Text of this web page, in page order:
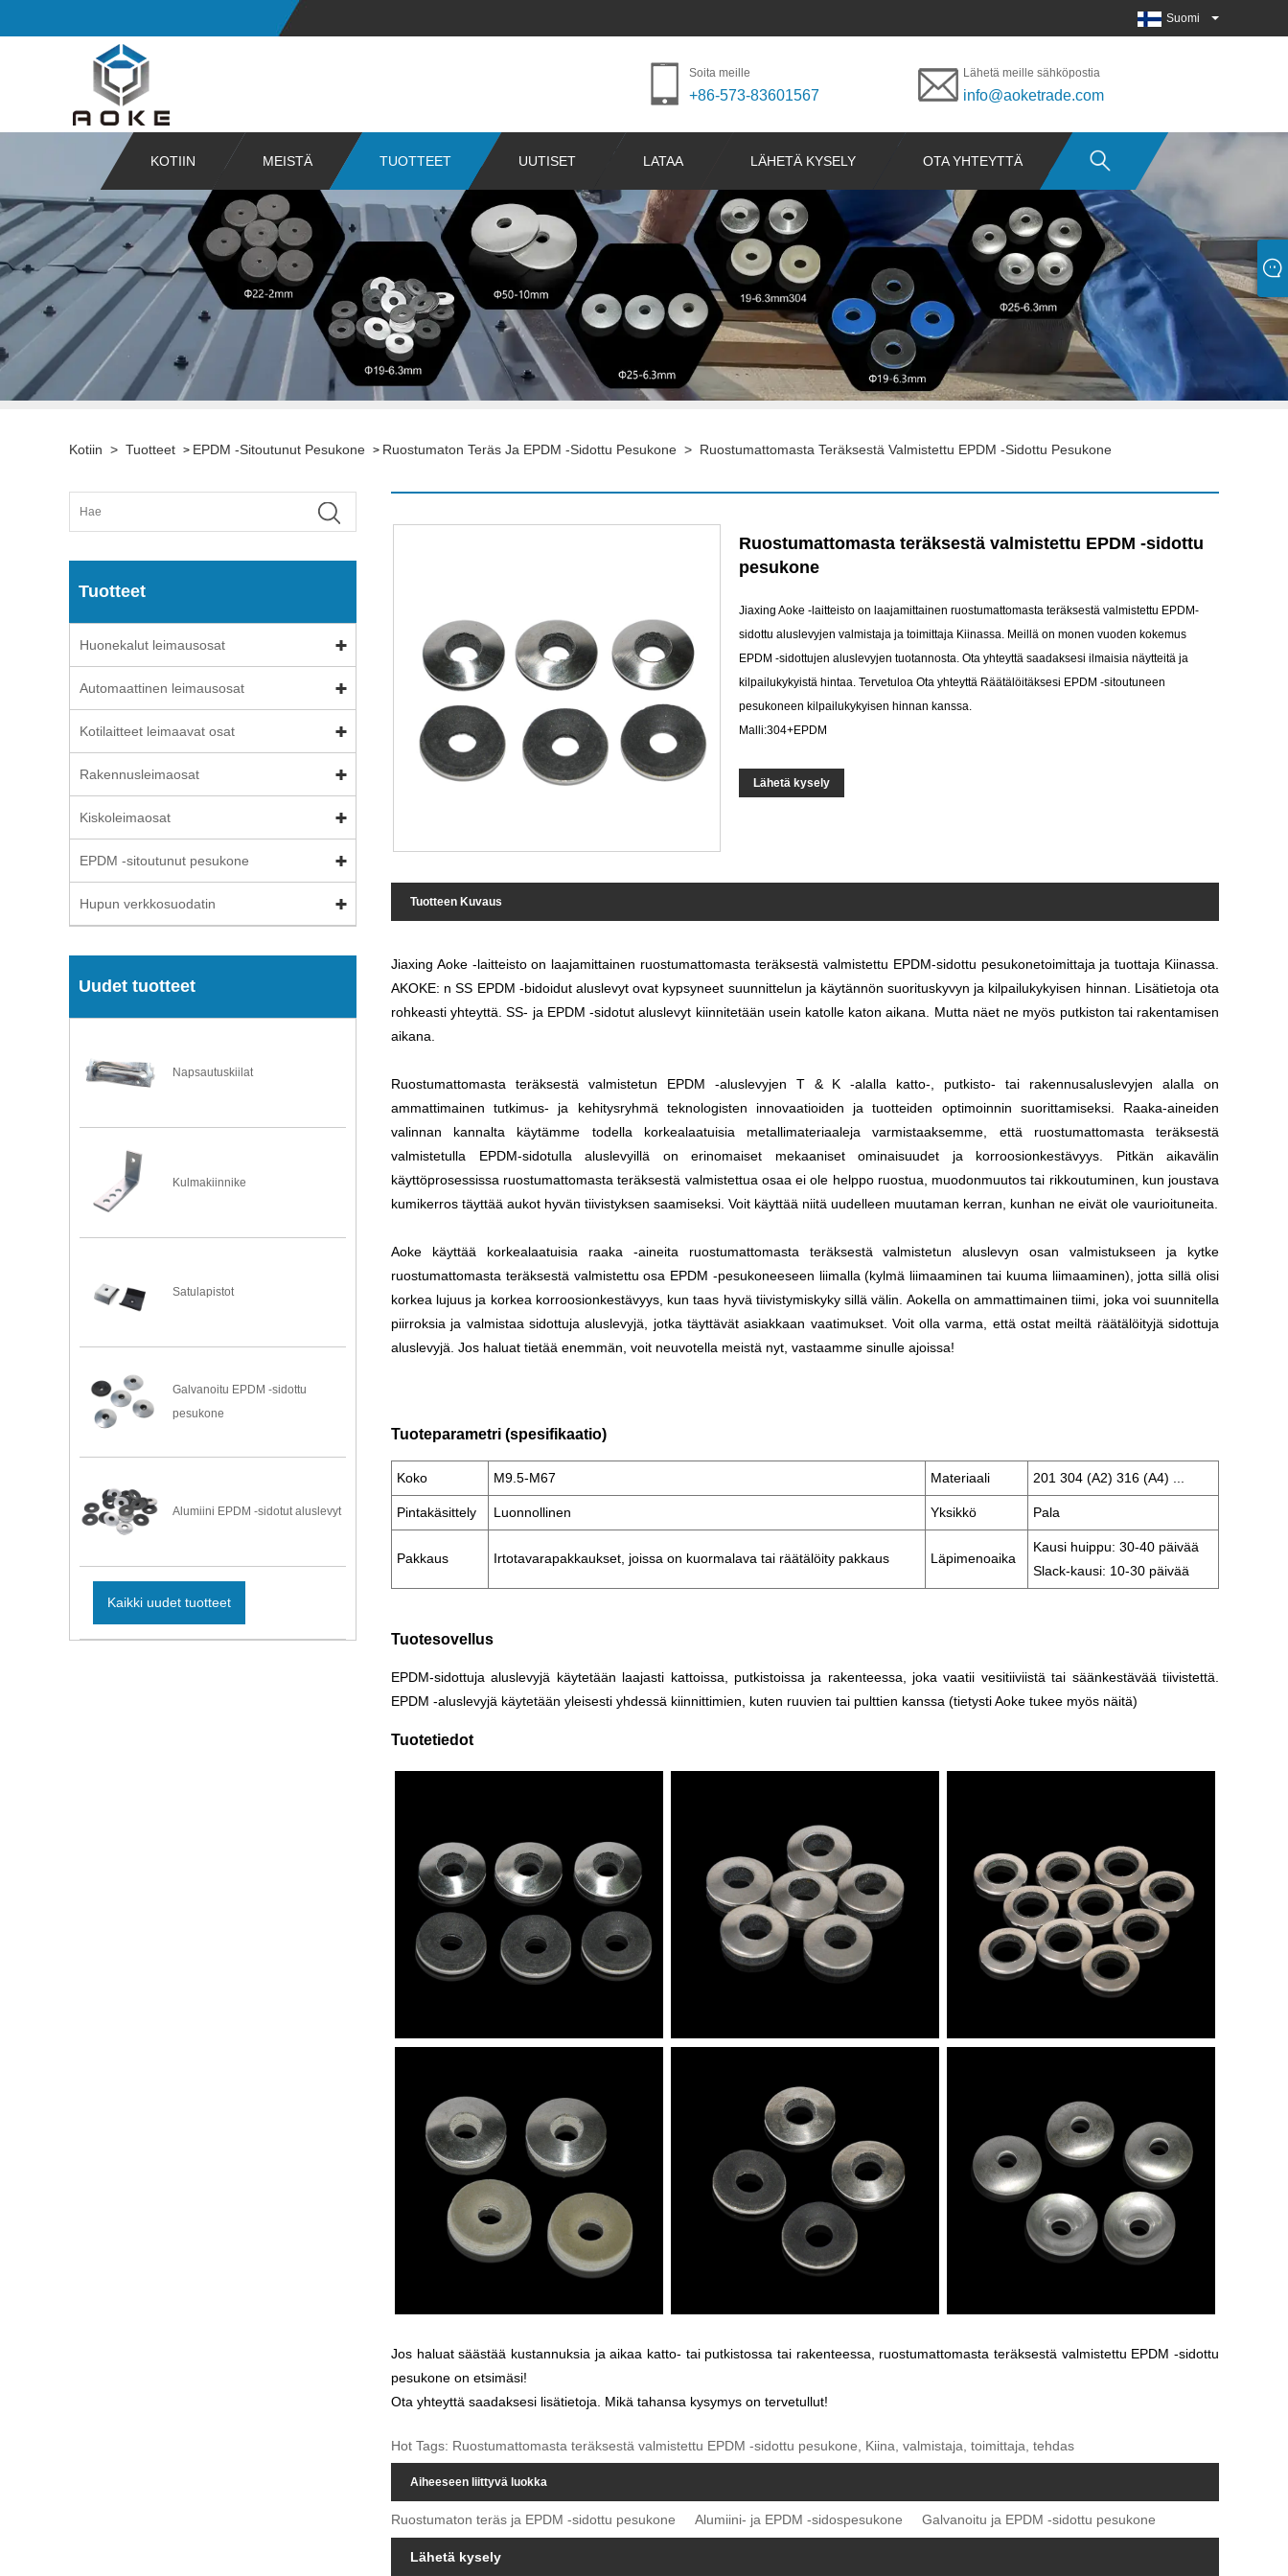
Suomi
Soita meille
+86-573-83601567
Lähetä meille sähköpostia
info@aoketrade.com
KOTIIN MEISTÄ TUOTTEET UUTISET LATAA LÄHETÄ KYSELY OTA YHTEYTTÄ
Kotiin > Tuotteet > EPDM -sitoutunut Pesukone > Ruostumaton Teräs Ja EPDM -sidottu Pesukone > Ruostumattomasta Teräksestä Valmistettu EPDM -sidottu Pesukone
Tuotteet
Huonekalut leimausosat
Automaattinen leimausosat
Kotilaitteet leimaavat osat
Rakennusleimaosat
Kiskoleimaosat
EPDM -sitoutunut pesukone
Hupun verkkosuodatin
Uudet tuotteet
Napsautuskiilat
Kulmakiinnike
Satulapistot
Galvanoitu EPDM -sidottu
pesukone
Alumiini EPDM -sidotut aluslevyt
Kaikki uudet tuotteet
Ruostumattomasta teräksestä valmistettu EPDM -sidottu
pesukone
Jiaxing Aoke -laitteisto on laajamittainen ruostumattomasta teräksestä valmistettu EPDM-
sidottu aluslevyjen valmistaja ja toimittaja Kiinassa. Meillä on monen vuoden kokemus
EPDM -sidottujen aluslevyjen tuotannosta. Ota yhteyttä saadaksesi ilmaisia ​​näytteitä ja
kilpailukykyistä hintaa. Tervetuloa Ota yhteyttä Räätälöitäksesi EPDM -sitoutuneen
pesukoneen kilpailukykyisen hinnan kanssa.
Malli:304+EPDM
Lähetä kysely
Tuotteen Kuvaus
Jiaxing Aoke -laitteisto on laajamittainen ruostumattomasta teräksestä valmistettu EPDM-sidottu pesukonetoimittaja ja tuottaja Kiinassa.
AKOKE: n SS EPDM -bidoidut aluslevyt ovat kypsyneet suunnittelun ja käytännön suorituskyvyn ja kilpailukykyisen hinnan. Lisätietoja ota
rohkeasti yhteyttä. SS- ja EPDM -sidotut aluslevyt kiinnitetään usein katolle katon aikana. Mutta näet ne myös putkiston tai rakentamisen
aikana.
Ruostumattomasta teräksestä valmistetun EPDM -aluslevyjen T & K -alalla katto-, putkisto- tai rakennusaluslevyjen alalla on
ammattimainen tutkimus- ja kehitysryhmä teknologisten innovaatioiden ja tuotteiden optimoinnin suorittamiseksi. Raaka-aineiden
valinnan kannalta käytämme todella korkealaatuisia metallimateriaaleja varmistaaksemme, että ruostumattomasta teräksestä
valmistetulla EPDM-sidotulla aluslevyillä on erinomaiset mekaaniset ominaisuudet ja korroosionkestävyys. Pitkän aikavälin
käyttöprosessissa ruostumattomasta teräksestä valmistettua osaa ei ole helppo ruostua, muodonmuutos tai rikkoutuminen, kun joustava
kumikerros täyttää aukot hyvän tiivistyksen saamiseksi. Voit käyttää niitä uudelleen muutaman kerran, kunhan ne eivät ole vaurioituneita.
Aoke käyttää korkealaatuisia raaka -aineita ruostumattomasta teräksestä valmistetun aluslevyn osan valmistukseen ja kytke
ruostumattomasta teräksestä valmistettu osa EPDM -pesukoneeseen liimalla (kylmä liimaaminen tai kuuma liimaaminen), jotta sillä olisi
korkea lujuus ja korkea korroosionkestävyys, kun taas hyvä tiivistymiskyky sillä välin. Aokella on ammattimainen tiimi, joka voi suunnitella
piirroksia ja valmistaa sidottuja aluslevyjä, jotka täyttävät asiakkaan vaatimukset. Voit olla varma, että ostat meiltä räätälöityjä sidottuja
aluslevyjä. Jos haluat tietää enemmän, voit neuvotella meistä nyt, vastaamme sinulle ajoissa!
Tuoteparametri (spesifikaatio)
Koko M9.5-M67 Materiaali 201 304 (A2) 316 (A4) ...
Pintakäsittely Luonnollinen Yksikkö Pala
Pakkaus Irtotavarapakkaukset, joissa on kuormalava tai räätälöity pakkaus Läpimenoaika
Kausi huippu: 30-40 päivää
Slack-kausi: 10-30 päivää
Tuotesovellus
EPDM-sidottuja aluslevyjä käytetään laajasti kattoissa, putkistoissa ja rakenteessa, joka vaatii vesitiiviistä tai säänkestävää tiivistettä.
EPDM -aluslevyjä käytetään yleisesti yhdessä kiinnittimien, kuten ruuvien tai pulttien kanssa (tietysti Aoke tukee myös näitä)
Tuotetiedot
Jos haluat säästää kustannuksia ja aikaa katto- tai putkistossa tai rakenteessa, ruostumattomasta teräksestä valmistettu EPDM -sidottu
pesukone on etsimäsi!
Ota yhteyttä saadaksesi lisätietoja. Mikä tahansa kysymys on tervetullut!
Hot Tags: Ruostumattomasta teräksestä valmistettu EPDM -sidottu pesukone, Kiina, valmistaja, toimittaja, tehdas
Aiheeseen liittyvä luokka
Ruostumaton teräs ja EPDM -sidottu pesukone Alumiini- ja EPDM -sidospesukone Galvanoitu ja EPDM -sidottu pesukone
Lähetä kysely